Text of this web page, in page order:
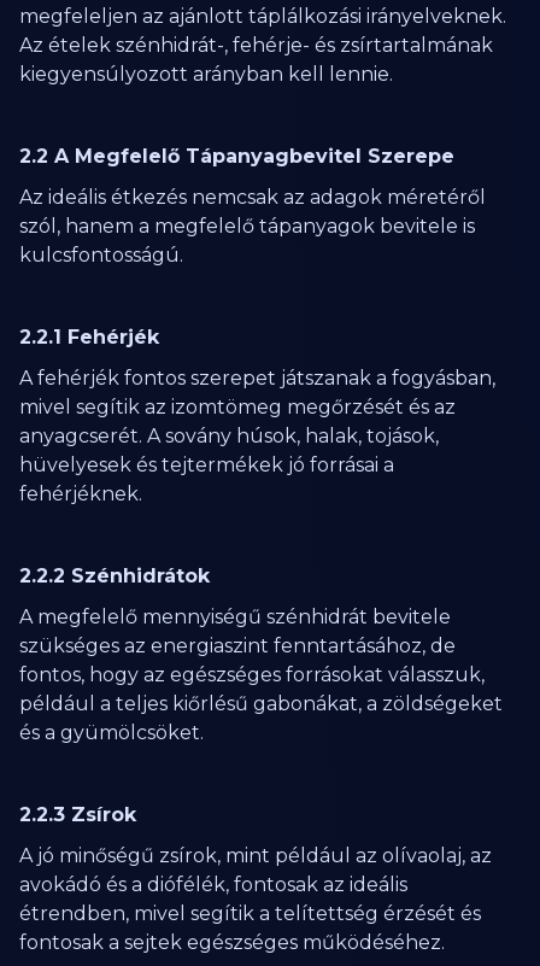
megfeleljen az ajánlott táplálkozási irányelveknek.
Az ételek szénhidrát-, fehérje- és zsírtartalmának
kiegyensúlyozott arányban kell lennie.
2.2 A Megfelelő Tápanyagbevitel Szerepe
Az ideális étkezés nemcsak az adagok méretéről
szól, hanem a megfelelő tápanyagok bevitele is
kulcsfontosságú.
2.2.1 Fehérjék
A fehérjék fontos szerepet játszanak a fogyásban,
mivel segítik az izomtömeg megőrzését és az
anyagcserét. A sovány húsok, halak, tojások,
hüvelyesek és tejtermékek jó forrásai a
fehérjéknek.
2.2.2 Szénhidrátok
A megfelelő mennyiségű szénhidrát bevitele
szükséges az energiaszint fenntartásához, de
fontos, hogy az egészséges forrásokat válasszuk,
például a teljes kiőrlésű gabonákat, a zöldségeket
és a gyümölcsöket.
2.2.3 Zsírok
A jó minőségű zsírok, mint például az olívaolaj, az
avokádó és a diófélék, fontosak az ideális
étrendben, mivel segítik a telítettség érzését és
fontosak a sejtek egészséges működéséhez.